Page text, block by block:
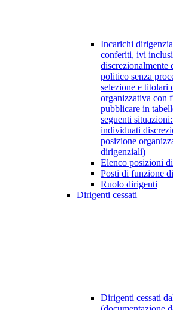
Incarichi
conferiti, ivi
politico senza
selezione e titolari
organizzativa con
pubblicare in
seguenti
individuati
posizione
dirigenziali)
Elenco posizioni
Posti di funzione
Ruolo dirigenti
Dirigenti cessati
Dirigenti cessati